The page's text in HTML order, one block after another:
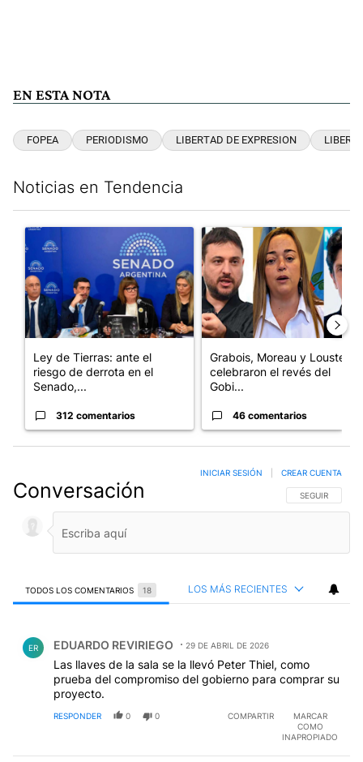
EN ESTA NOTA
FOPEA PERIODISMO LIBERTAD DE EXPRESION
Noticias en Tendencia
Un artículo de tendencia con el título "Ley de Tierras: ante el
Ley de Tierras: ante el
riesgo de derrota en el
Senado,...
312 comentarios
Un artículo de tendencia con
Grabois, Moreau y Lousteau
celebraron el revés del
Gobi...
46 comentarios
Conversación SIGA ESTA
SEGUIR
INICIAR SESIÓN CREAR CUENTA
TODOS LOS COMENTARIOS 18 LOS MÁS RECIENTES
ER EDUARDO REVIRIEGO 29 DE ABRIL DE 2026
Las llaves de la sala se la llevó Peter Thiel, como
prueba del compromiso del gobierno para comprar su
proyecto.
RESPONDER 0 0 COMPARTIR
MARCAR
COMO
INAPROPIADO